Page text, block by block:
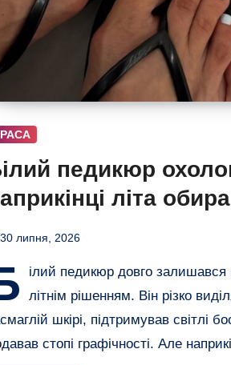
педикюр
літа
блакитний
30 липня, 2026
ілий педикюр довго
літнім рішенням. Він різко
шкірі, підтримував світлі
стопі графічності. Але